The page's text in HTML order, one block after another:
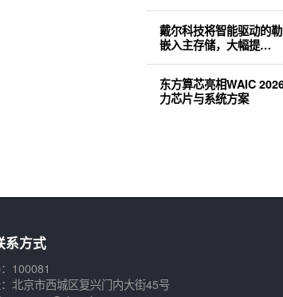
戴尔科技将智能驱动的
嵌入主存储，大幅提…
东方算芯亮相WAIC
力芯片与系统方案
系方式
100081
北京市西城区复兴门内大街45号